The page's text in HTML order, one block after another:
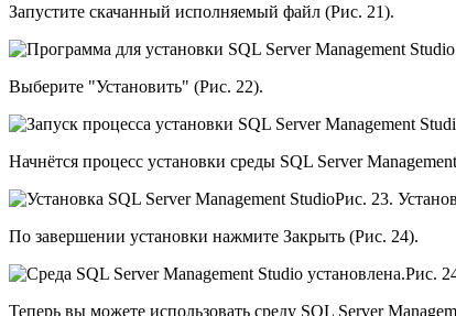
Запустите скачанный исполняемый файл (Рис. 21).
Выберите "Установить" (Рис. 22).
Начнётся процесс установки среды SQL Server
Рис. 23.
По завершении установки нажмите Закрыть (Рис. 24).
Рис.
Теперь вы можете использовать среду SQL Server